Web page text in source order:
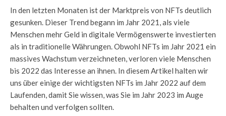
In den letzten Monaten ist der Marktpreis von NFTs deutlich
gesunken. Dieser Trend begann im Jahr 2021, als viele
Menschen mehr Geld in digitale Vermögenswerte investierten
als in traditionelle Währungen. Obwohl NFTs im Jahr 2021 ein
massives Wachstum verzeichneten, verloren viele Menschen
bis 2022 das Interesse an ihnen. In diesem Artikel halten wir
uns über einige der wichtigsten NFTs im Jahr 2022 auf dem
Laufenden, damit Sie wissen, was Sie im Jahr 2023 im Auge
behalten und verfolgen sollten.